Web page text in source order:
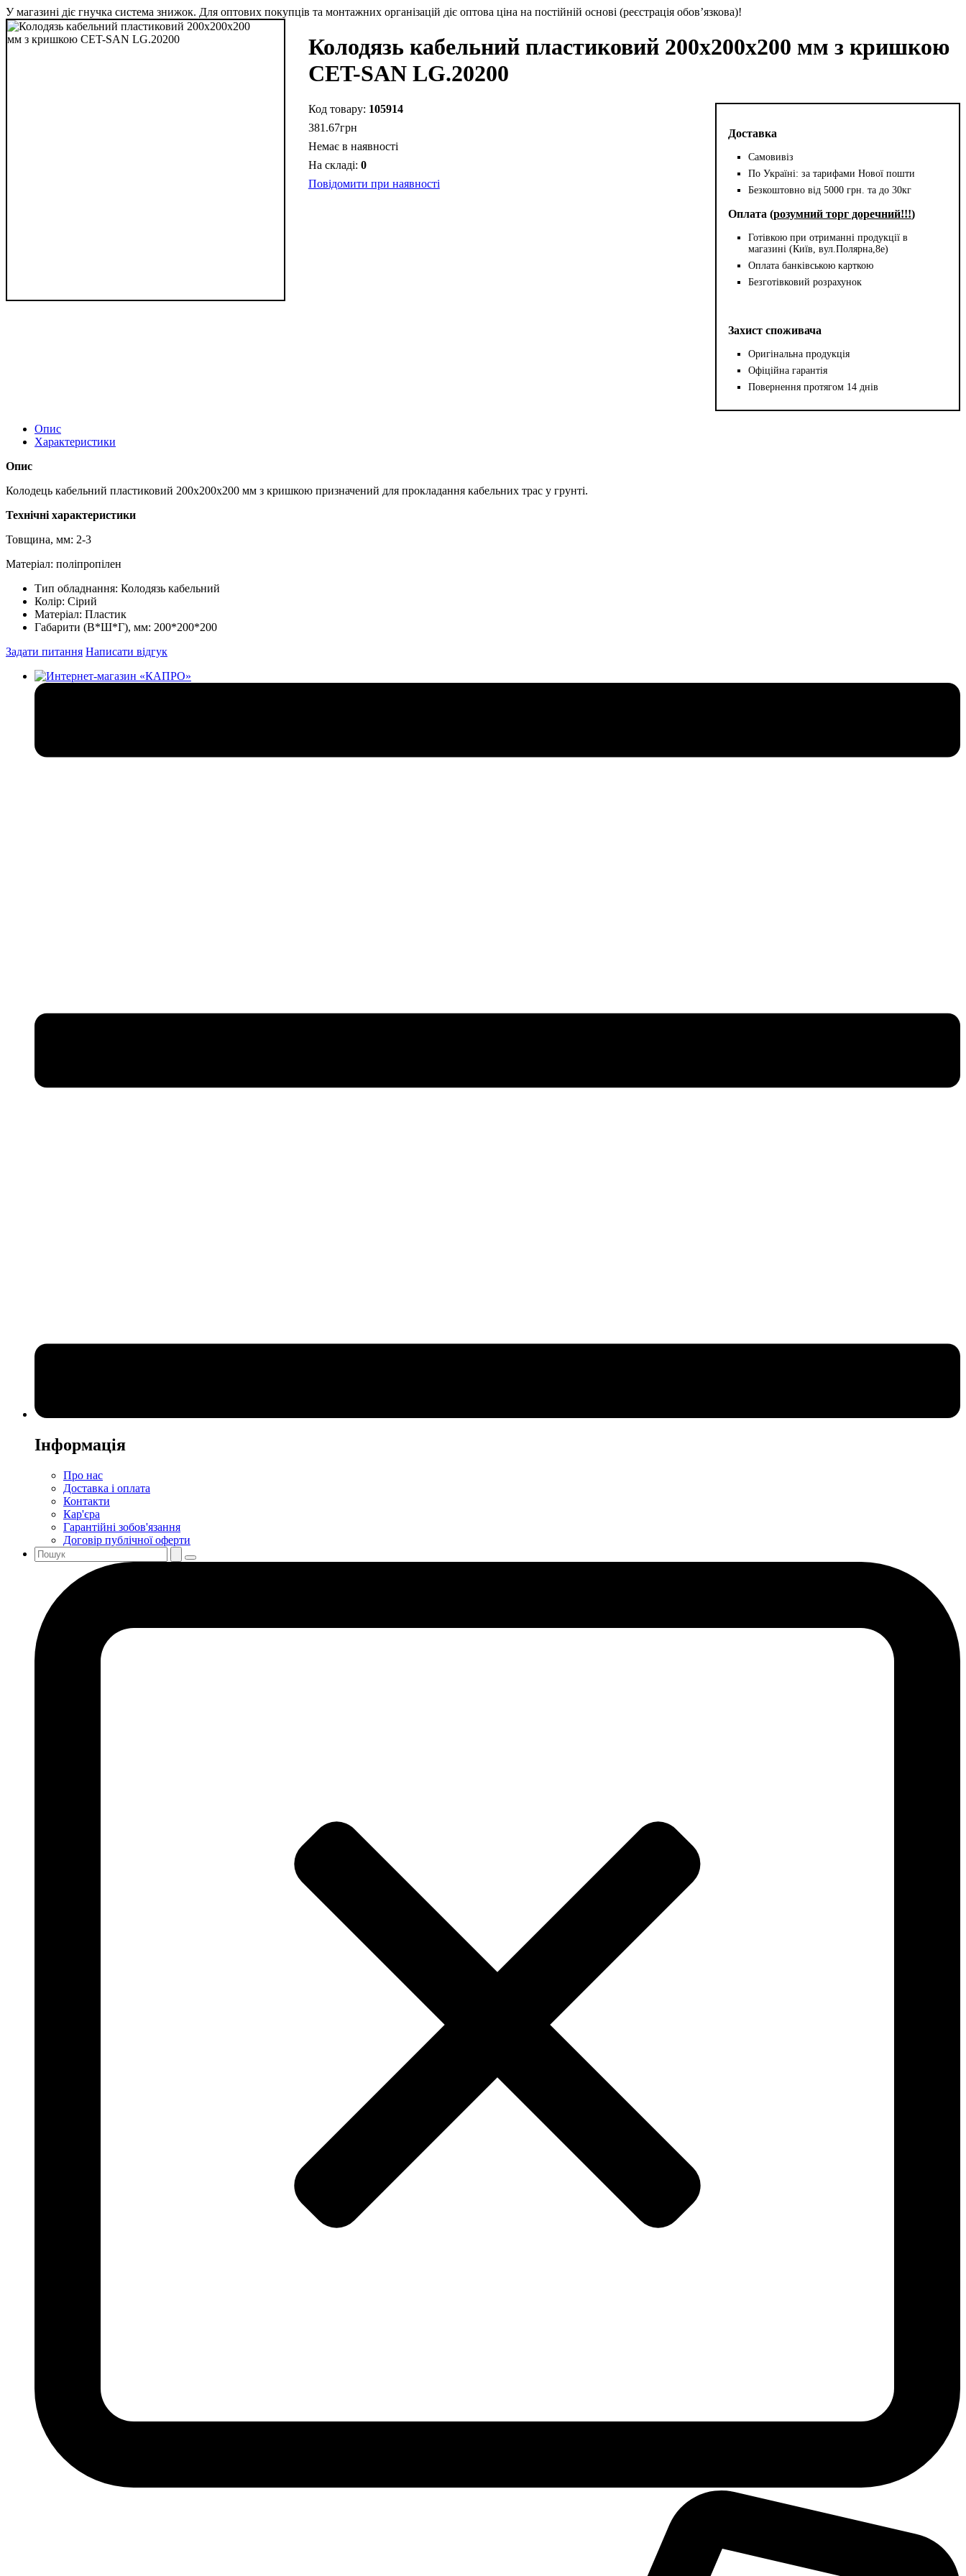
У магазині діє гнучка система знижок. Для оптових покупців та монтажних організацій діє оптова ціна на постійній основі (реєстрація обов’язкова)!
Колодязь кабельний пластиковий 200х200х200 мм з кришкою
CET-SAN LG.20200
Доставка
Самовивіз
По Україні: за тарифами Нової пошти
Безкоштовно від 5000 грн. та до 30кг
Оплата (розумний торг доречний!!!)
Готівкою при отриманні продукції в
магазині (Київ, вул.Полярна,8е)
Оплата банківською карткою
Безготівковий розрахунок
Захист споживача
Оригінальна продукція
Офіційна гарантія
Повернення протягом 14 днів
105914
381 .67грн
Немає в наявності
0
Повідомити при наявності
Опис
Характеристики
Опис
Колодець кабельний пластиковий 200х200х200 мм з кришкою призначений для прокладання кабельних трас у грунті.
Технічні характеристики
Товщина, мм: 2-3
Матеріал: поліпропілен
Тип обладнання: Колодязь кабельний
Колір: Сірий
Матеріал: Пластик
Габарити (В*Ш*Г), мм: 200*200*200
Задати питання Написати відгук
Інформація
Про нас
Доставка і оплата
Контакти
Кар'єра
Гарантійні зобов'язання
Договір публічної оферти